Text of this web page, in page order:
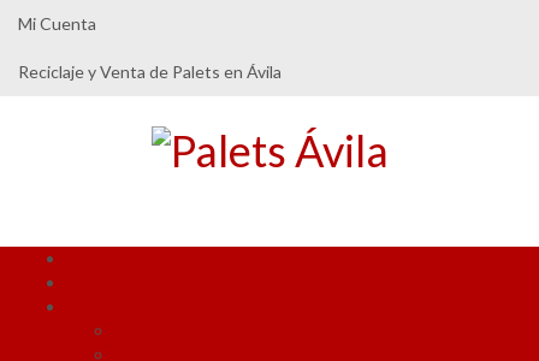
Mi Cuenta
Reciclaje y Venta de Palets en Ávila